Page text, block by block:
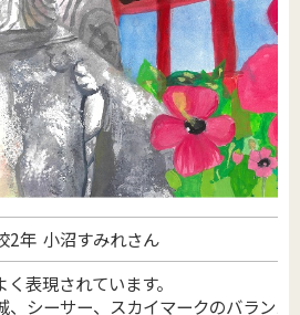
2年 小沼すみれさん
表現されています。
、シーサー、スカイマークのバランス